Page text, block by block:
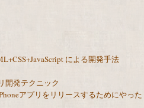
による開発手法
開発テクニック
アプリをリリースするためにやった